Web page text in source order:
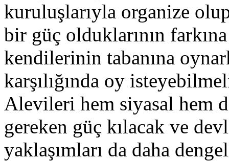
kuruluşlarıyla organize
bir güç olduklarının
kendilerinin tabanına
karşılığında oy
Alevileri hem siyasal hem
gereken güç kılacak ve
yaklaşımları da daha